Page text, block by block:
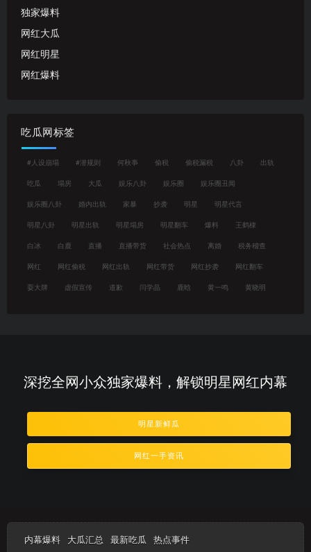
独家爆料
网红大瓜
网红明星
网红爆料
吃瓜网标签
#人设崩塌 #潜规则 何秋亊 偷税 偷税漏税 八卦 出轨
吃瓜 塌房 大瓜 娱乐八卦 娱乐圈 娱乐圈丑闻
娱乐圈八卦 婚内出轨 家暴 抄袭 明星 明星代言
明星八卦 明星出轨 明星塌房 明星翻车 爆料 王鹤棣
白冰 白鹿 直播 直播带货 社会热点 离婚 税务稽查
网红 网红偷税 网红出轨 网红带货 网红抄袭 网红翻车
耍大牌 虚假宣传 道歉 闫学晶 鹿晗 黄一鸣 黄晓明
深挖全网小众独家爆料，解锁明星网红内幕
明星新鲜瓜
网红一手资讯
内幕爆料 大瓜汇总 最新吃瓜 热点事件